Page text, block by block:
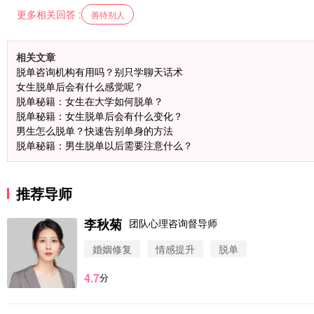
更多相关回答 : 善待别人
相关文章
脱单咨询机构有用吗？别只学聊天话术
女生脱单后会有什么感觉呢？
脱单秘籍：女生在大学如何脱单？
脱单秘籍：女生脱单后会有什么变化？
男生怎么脱单？快速告别单身的方法
脱单秘籍：男生脱单以后需要注意什么？
推荐导师
李秋菊 团队心理咨询督导师
婚姻修复
情感提升 脱单
4.7分